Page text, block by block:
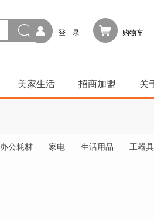
登 录 购物车
美家生活 招商加盟 关
办公耗材 家电 生活用品 工器具